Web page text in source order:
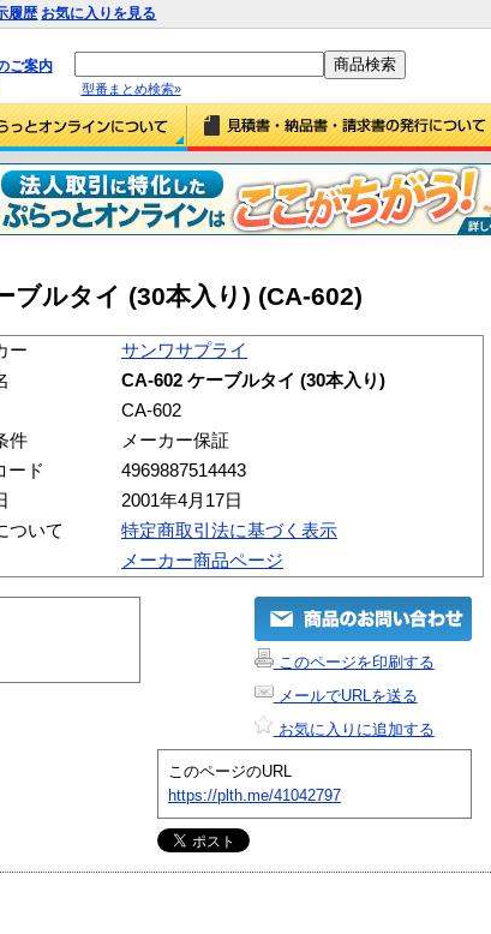
履歴 お気に入りを見る
ご案内
型番まとめ検索»
ブルタイ (30本入り) (CA-602)
ー
サンワサプライ
CA-602 ケーブルタイ (30本入り)
CA-602
件
メーカー保証
ード
4969887514443
2001年4月17日
ついて
特定商取引法に基づく表示
メーカー商品ページ
このページを印刷する
メールでURLを送る
お気に入りに追加する
このページのURL
https://plth.me/41042797